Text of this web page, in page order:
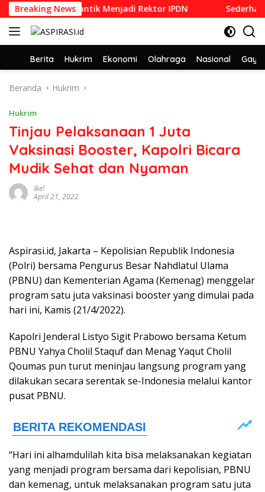
Langsung
ke
konten
Breaking News
1992 yang Dilantik Menjadi Rektor IPDN Sederhana
Home
Berita Hukrim Ekonomi Olahraga Nasional Gaya
Beranda Hukrim
Hukrim
Tinjau Pelaksanaan 1 Juta
Vaksinasi Booster, Kapolri Bicara
Mudik Sehat dan Nyaman
Ikel
April 21, 2022
Aspirasi.id, Jakarta – Kepolisian Republik Indonesia
(Polri) bersama Pengurus Besar Nahdlatul Ulama
(PBNU) dan Kementerian Agama (Kemenag) menggelar
program satu juta vaksinasi booster yang dimulai pada
hari ini, Kamis (21/4/2022).
Kapolri Jenderal Listyo Sigit Prabowo bersama Ketum
PBNU Yahya Cholil Staquf dan Menag Yaqut Cholil
Qoumas pun turut meninjau langsung program yang
dilakukan secara serentak se-Indonesia melalui kantor
pusat PBNU.
“Hari ini alhamdulilah kita bisa melaksanakan kegiatan
yang menjadi program bersama dari kepolisian, PBNU
dan kemenag, untuk melaksanakan program satu juta